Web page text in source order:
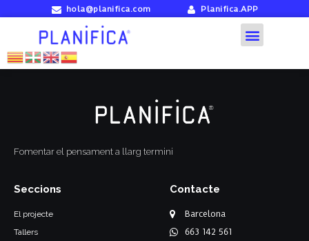
hola@planifica.com Planifica.APP
Fomentar el pensament a llarg termini
Seccions
El projecte
Tallers
Contacte
Barcelona
663 142 561